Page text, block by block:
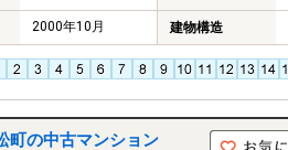
2000年10月 建物構造
町の中古マンション